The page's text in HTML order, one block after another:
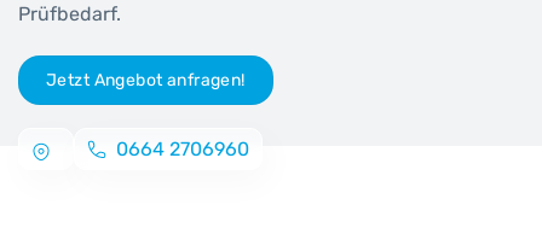
Prüfbedarf.
Jetzt Angebot anfragen!
0664 2706960